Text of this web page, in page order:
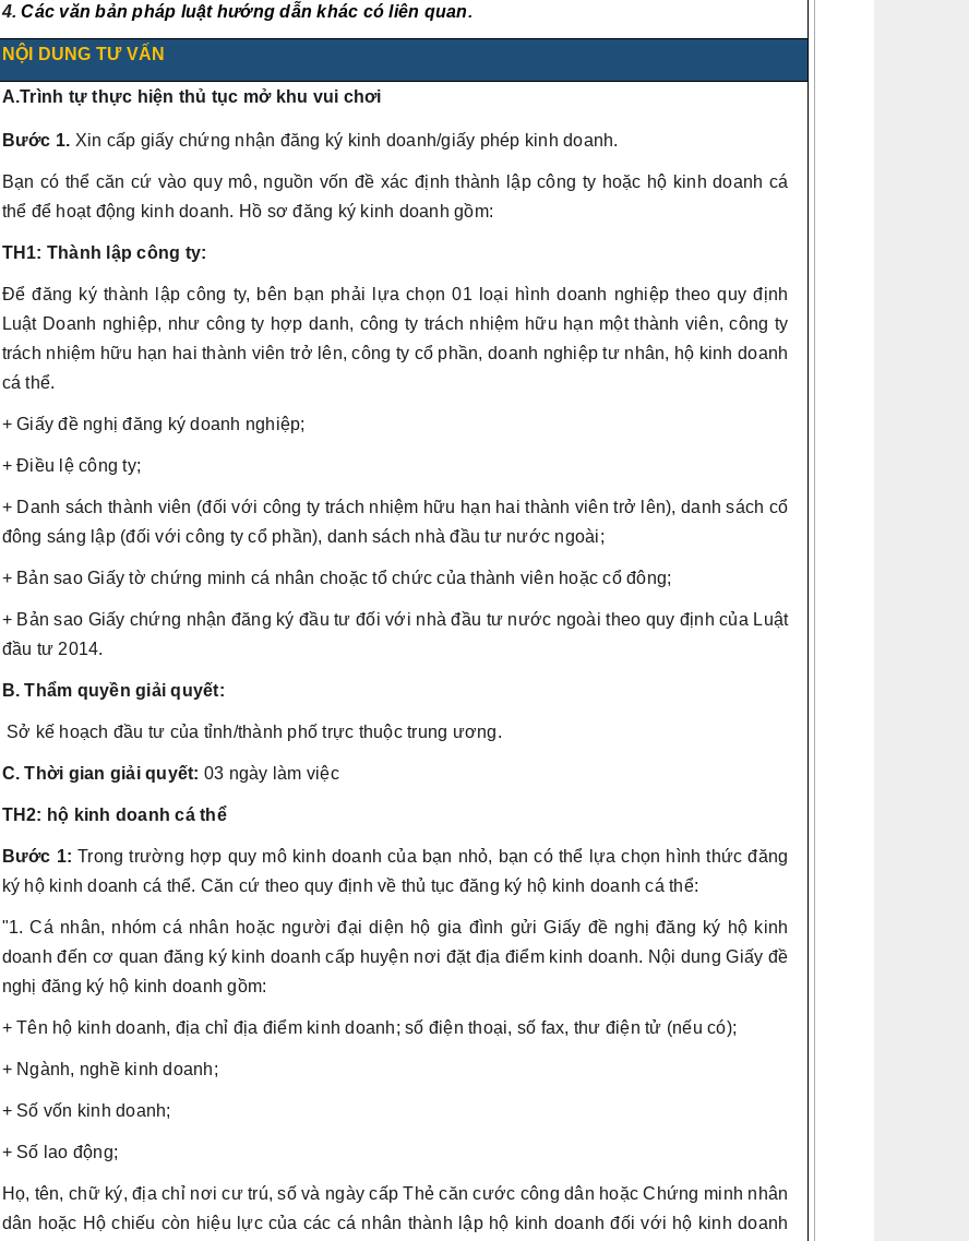
4.Các văn bản pháp luật hướng dẫn khác có liên quan.
NỘI DUNG TƯ VẤN
A.Trình tự thực hiện thủ tục mở khu vui chơi
Bước 1. Xin cấp giấy chứng nhận đăng ký kinh doanh/giấy phép kinh doanh.
Bạn có thể căn cứ vào quy mô, nguồn vốn đề xác định thành lập công ty hoặc hộ kinh doanh cá
thể để hoạt động kinh doanh. Hồ sơ đăng ký kinh doanh gồm:
TH1: Thành lập công ty:
Để đăng ký thành lập công ty, bên bạn phải lựa chọn 01 loại hình doanh nghiệp theo quy định
Luật Doanh nghiệp, như công ty hợp danh, công ty trách nhiệm hữu hạn một thành viên, công ty
trách nhiệm hữu hạn hai thành viên trở lên, công ty cổ phần, doanh nghiệp tư nhân, hộ kinh doanh
cá thể.
+ Giấy đề nghị đăng ký doanh nghiệp;
+ Điều lệ công ty;
+ Danh sách thành viên (đối với công ty trách nhiệm hữu hạn hai thành viên trở lên), danh sách cổ
đông sáng lập (đối với công ty cổ phần), danh sách nhà đầu tư nước ngoài;
+ Bản sao Giấy tờ chứng minh cá nhân choặc tổ chức của thành viên hoặc cổ đông;
+ Bản sao Giấy chứng nhận đăng ký đầu tư đối với nhà đầu tư nước ngoài theo quy định của Luật
đầu tư 2014.
B. Thẩm quyền giải quyết:
Sở kế hoạch đầu tư của tỉnh/thành phố trực thuộc trung ương.
C. Thời gian giải quyết: 03 ngày làm việc
TH2: hộ kinh doanh cá thể
Bước 1: Trong trường hợp quy mô kinh doanh của bạn nhỏ, bạn có thể lựa chọn hình thức đăng
ký hộ kinh doanh cá thể. Căn cứ theo quy định về thủ tục đăng ký hộ kinh doanh cá thể:
"1. Cá nhân, nhóm cá nhân hoặc người đại diện hộ gia đình gửi Giấy đề nghị đăng ký hộ kinh
doanh đến cơ quan đăng ký kinh doanh cấp huyện nơi đặt địa điểm kinh doanh. Nội dung Giấy đề
nghị đăng ký hộ kinh doanh gồm:
+ Tên hộ kinh doanh, địa chỉ địa điểm kinh doanh; số điện thoại, số fax, thư điện tử (nếu có);
+ Ngành, nghề kinh doanh;
+ Số vốn kinh doanh;
+ Số lao động;
Họ, tên, chữ ký, địa chỉ nơi cư trú, số và ngày cấp Thẻ căn cước công dân hoặc Chứng minh nhân
dân hoặc Hộ chiếu còn hiệu lực của các cá nhân thành lập hộ kinh doanh đối với hộ kinh doanh